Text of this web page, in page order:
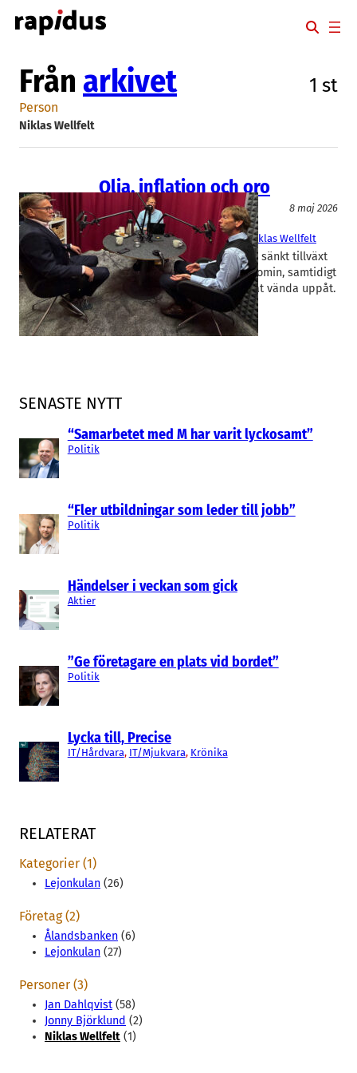
Hoppa
till
SENASTE NYTT
“Samarbetet med M har varit lyckosamt”
Politik
“Fler utbildningar som leder till jobb”
Politik
Händelser i veckan som gick
Aktier
”Ge företagare en plats vid bordet”
Politik
Lycka till, Precise
IT/Hårdvara, IT/Mjukvara, Krönika
Från arkivet 1 st
Person
Niklas Wellfelt
Olja, inflation och oro
Lejonkulan
8 maj 2026
Ålandsbanken Lejonkulan
Jan Dahlqvist, Jonny Björklund, Niklas Wellfelt
Kriget i Iran har ökat risken för sänkt tillväxt
och höjd inflation i världsekonomin, samtidigt
som aktiemarknaden har börjat vända uppåt.
– Konflikten har brutit…
RELATERAT
Kategorier (1)
Lejonkulan (26)
Företag (2)
Ålandsbanken (6)
Lejonkulan (27)
Personer (3)
Jan Dahlqvist (58)
Jonny Björklund (2)
Niklas Wellfelt (1)